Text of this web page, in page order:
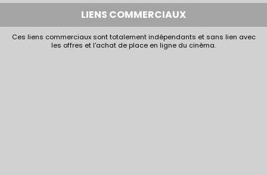
LIENS COMMERCIAUX
Ces liens commerciaux sont totalement indépendants et sans lien avec
les offres et l'achat de place en ligne du cinéma.